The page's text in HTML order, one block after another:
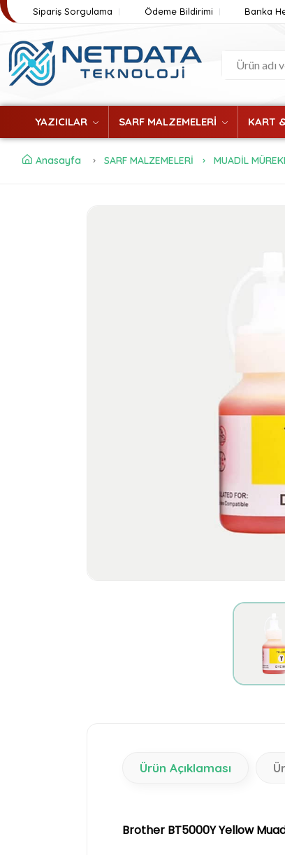
Sipariş Sorgulama Ödeme Bildirimi Banka
YAZICILAR SARF MALZEMELERİ KART
Anasayfa SARF MALZEMELERİ MUADİL
Ürün Açıklaması
Brother BT5000Y Yellow